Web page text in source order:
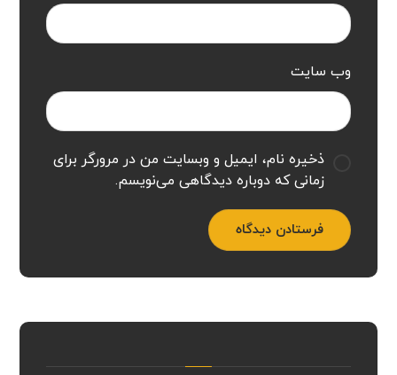
وب‌ سایت
ذخیره نام، ایمیل و وبسایت من در مرورگر برای
زمانی که دوباره دیدگاهی می‌نویسم.
فرستادن دیدگاه